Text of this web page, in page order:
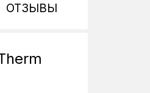
ОТЗЫВЫ